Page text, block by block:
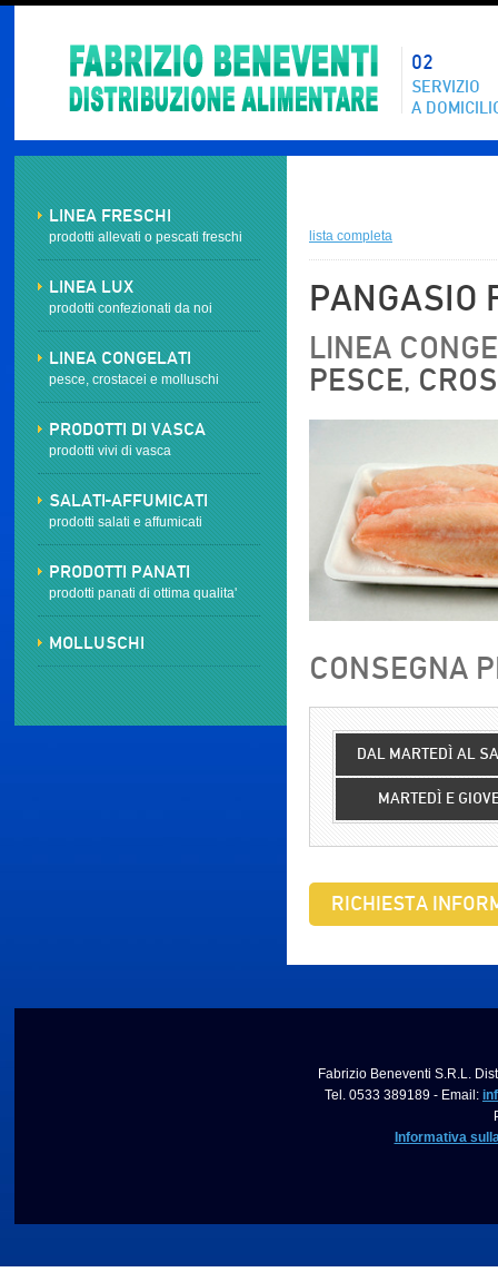
02
SERVIZIO
A
LINEA FRESCHI
prodotti allevati o pescati freschi
LINEA LUX
prodotti confezionati da noi
LINEA CONGELATI
pesce, crostacei e molluschi
PRODOTTI DI VASCA
prodotti vivi di vasca
SALATI-AFFUMICATI
prodotti salati e affumicati
PRODOTTI PANATI
prodotti panati di ottima qualita'
MOLLUSCHI
lista completa
PANGASIO
LINEA
PESCE,
CONSEGNA
DAL MARTEDÌ AL
MARTEDÌ E
RICHIESTA
Fabrizio Beneventi S.R.L.
Tel. 0533 389189 - Email:
Informativa